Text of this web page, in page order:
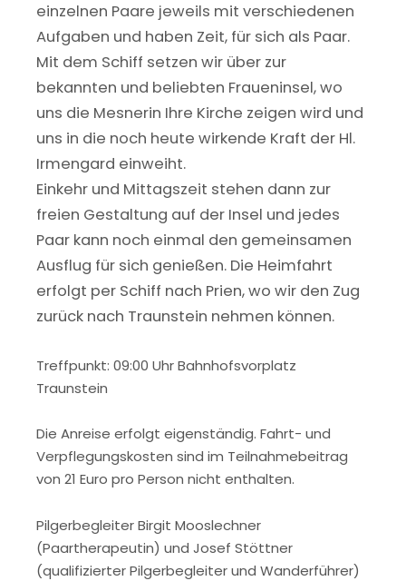
einzelnen Paare jeweils mit verschiedenen
Aufgaben und haben Zeit, für sich als Paar.
Mit dem Schiff setzen wir über zur
bekannten und beliebten Fraueninsel, wo
uns die Mesnerin Ihre Kirche zeigen wird und
uns in die noch heute wirkende Kraft der Hl.
Irmengard einweiht.
Einkehr und Mittagszeit stehen dann zur
freien Gestaltung auf der Insel und jedes
Paar kann noch einmal den gemeinsamen
Ausflug für sich genießen. Die Heimfahrt
erfolgt per Schiff nach Prien, wo wir den Zug
zurück nach Traunstein nehmen können.
Treffpunkt: 09:00 Uhr Bahnhofsvorplatz
Traunstein
Die Anreise erfolgt eigenständig. Fahrt- und
Verpflegungskosten sind im Teilnahmebeitrag
von 21 Euro pro Person nicht enthalten.
Pilgerbegleiter Birgit Mooslechner
(Paartherapeutin) und Josef Stöttner
(qualifizierter Pilgerbegleiter und Wanderführer)